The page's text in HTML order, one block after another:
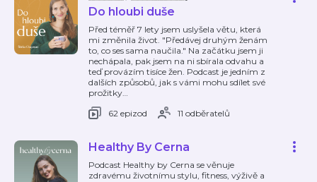
Do hloubi duše
Před téměř 7 lety jsem uslyšela větu, která
mi změnila život. "Předávej druhým ženám
to, co ses sama naučila." Na začátku jsem ji
nechápala, pak jsem na ni sbírala odvahu a
teď provázím tisíce žen. Podcast je jedním z
dalších způsobů, jak s vámi mohu sdílet své
prožitky…
62 epizod
11 odběratelů
Healthy By Cerna
Podcast Healthy by Cerna se věnuje
zdravému životnímu stylu, fitness, výživě a